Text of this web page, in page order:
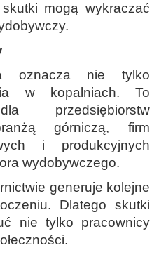
mogą wykraczać
oznacza nie tylko
w kopalniach. To
przedsiębiorstw
górniczą, firm
i produkcyjnych
wydobywczego.
generuje kolejne
Dlatego skutki
nie tylko pracownicy